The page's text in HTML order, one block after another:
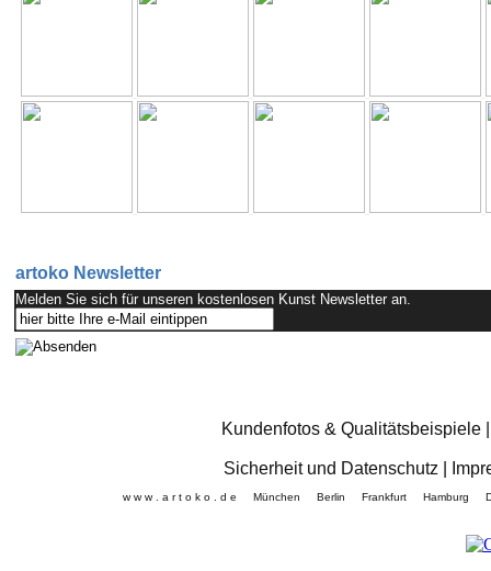
artoko Newsletter
Melden Sie sich für unseren kostenlosen Kunst Newsletter an.
Kundenfotos & Qualitätsbeispiele
Sicherheit und Datenschutz
w w w . a r t o k o . d e München Berlin Frankfurt